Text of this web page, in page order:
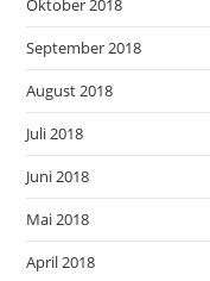
Oktober 2018
September 2018
August 2018
Juli 2018
Juni 2018
Mai 2018
April 2018